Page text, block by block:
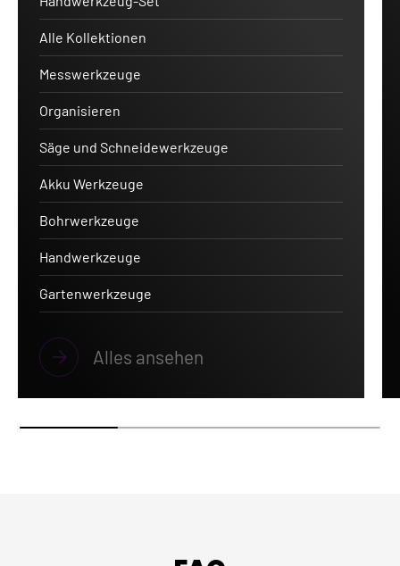
Alle Kollektionen
Messwerkzeuge
Organisieren
Säge und Schneidewerkzeuge
Akku Werkzeuge
Bohrwerkzeuge
Handwerkzeuge
Gartenwerkzeuge
Alles ansehen